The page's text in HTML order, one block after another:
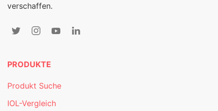
verschaffen.
PRODUKTE
Produkt Suche
IOL-Vergleich